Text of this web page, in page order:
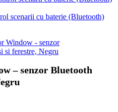
scenarii cu baterie (Bluetooth)
– senzor Bluetooth